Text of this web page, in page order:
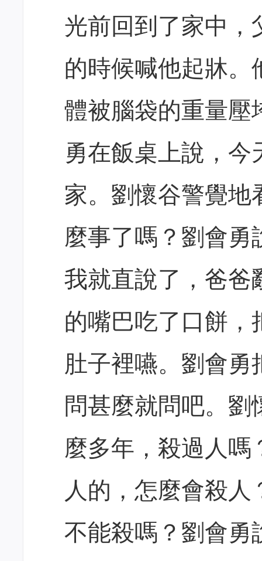
光前回到了家中，
的時候喊他起牀。
體被腦袋的重量壓
勇在飯桌上說，
家。劉懷谷警覺地
麼事了嗎？劉會勇
我就直說了，爸爸
的嘴巴吃了口餅，
肚子裡嚥。劉會
問甚麼就問吧。
麼多年，殺過人嗎
人的，怎麼會殺
不能殺嗎？劉會勇